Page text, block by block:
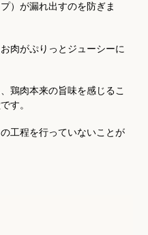
）が漏れ出すのを防ぎま
肉がぷりっとジューシーに
鶏肉本来の旨味を感じるこ
す。
工程を行っていないことが